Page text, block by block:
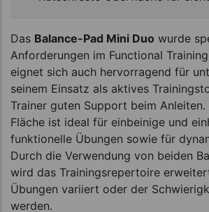
Das Balance-Pad Mini Duo wurde
Anforderungen im Functional
eignet sich auch hervorragend für
seinem Einsatz als aktives
Trainer guten Support beim Anleiten.
Fläche ist ideal für einbeinige und
funktionelle Übungen sowie für
Durch die Verwendung von beiden
wird das Trainingsrepertoire
Übungen variiert oder der
werden.